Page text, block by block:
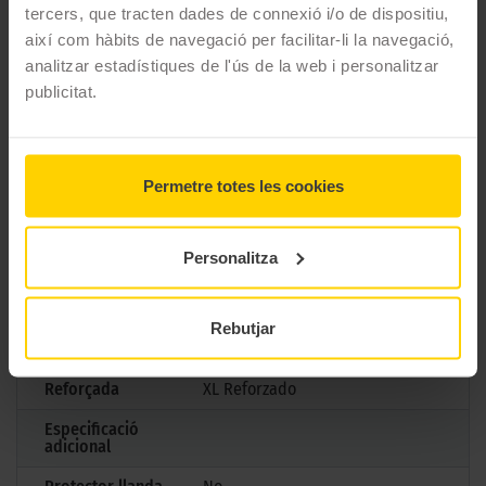
tercers, que tracten dades de connexió i/o de dispositiu,
així com hàbits de navegació per facilitar-li la navegació,
analitzar estadístiques de l'ús de la web i personalitzar
publicitat.
Permetre totes les cookies
Personalitza
Rebutjar
Marca
Goodyear
Estiu
M+S
No
No
Reforçada
XL Reforzado
Especificació
adicional